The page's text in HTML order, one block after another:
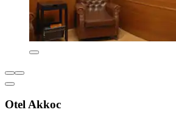
Otel Akkoc